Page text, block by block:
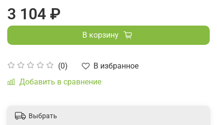
(0)
В избранное
Добавить в сравнение
3 104 ₽
В корзину
Выбрать